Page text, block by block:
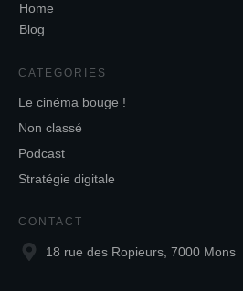
Home
Blog
CATEGORIES
Le cinéma bouge !
Non classé
Podcast
Stratégie digitale
CONTACT
18 rue des Ropieurs, 7000 Mons